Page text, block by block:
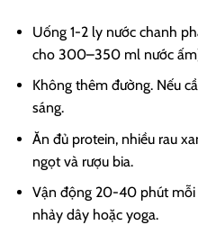
Uống 1-2 ly nước chanh
cho 300–350 ml nước
Không thêm đường. Nếu
sáng.
Ăn đủ protein, nhiều rau
ngọt và rượu bia.
Vận động 20-40 phút mỗi
nhảy dây hoặc yoga.